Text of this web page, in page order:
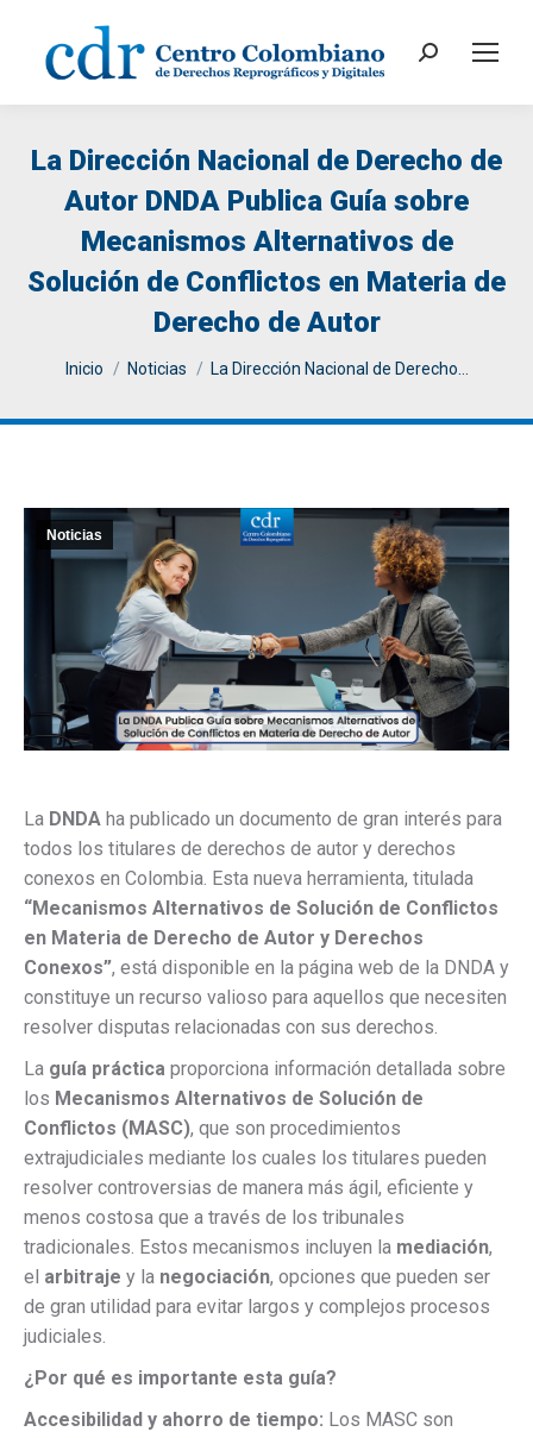
Search:
La Dirección Nacional de Derecho de
Autor DNDA Publica Guía sobre
Mecanismos Alternativos de
Solución de Conflictos en Materia de
Derecho de Autor
You are here:
Inicio Noticias La Dirección Nacional de Derecho…
Noticias
La DNDA ha publicado un documento de gran interés para
todos los titulares de derechos de autor y derechos
conexos en Colombia. Esta nueva herramienta, titulada
“Mecanismos Alternativos de Solución de Conflictos
en Materia de Derecho de Autor y Derechos
Conexos”, está disponible en la página web de la DNDA y
constituye un recurso valioso para aquellos que necesiten
resolver disputas relacionadas con sus derechos.
La guía práctica proporciona información detallada sobre
los Mecanismos Alternativos de Solución de
Conflictos (MASC), que son procedimientos
extrajudiciales mediante los cuales los titulares pueden
resolver controversias de manera más ágil, eficiente y
menos costosa que a través de los tribunales
tradicionales. Estos mecanismos incluyen la mediación,
el arbitraje y la negociación, opciones que pueden ser
de gran utilidad para evitar largos y complejos procesos
judiciales.
¿Por qué es importante esta guía?
Accesibilidad y ahorro de tiempo: Los MASC son